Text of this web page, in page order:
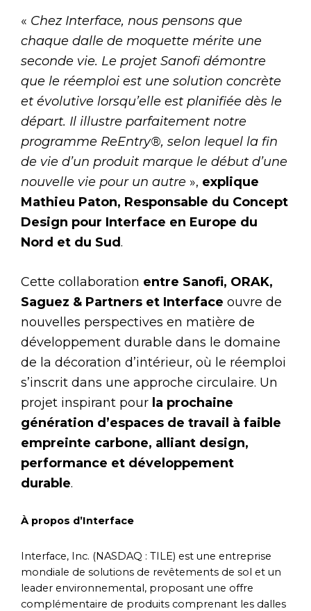
« Chez Interface, nous pensons que
chaque dalle de moquette mérite une
seconde vie. Le projet Sanofi démontre
que le réemploi est une solution concrète
et évolutive lorsqu’elle est planifiée dès le
départ. Il illustre parfaitement notre
programme ReEntry®, selon lequel la fin
de vie d’un produit marque le début d’une
nouvelle vie pour un autre », explique
Mathieu Paton, Responsable du Concept
Design pour Interface en Europe du
Nord et du Sud.
Cette collaboration entre Sanofi, ORAK,
Saguez & Partners et Interface ouvre de
nouvelles perspectives en matière de
développement durable dans le domaine
de la décoration d’intérieur, où le réemploi
s’inscrit dans une approche circulaire. Un
projet inspirant pour la prochaine
génération d’espaces de travail à faible
empreinte carbone, alliant design,
performance et développement
durable.
À propos d’Interface
Interface, Inc. (NASDAQ : TILE) est une entreprise
mondiale de solutions de revêtements de sol et un
leader environnemental, proposant une offre
complémentaire de produits comprenant les dalles